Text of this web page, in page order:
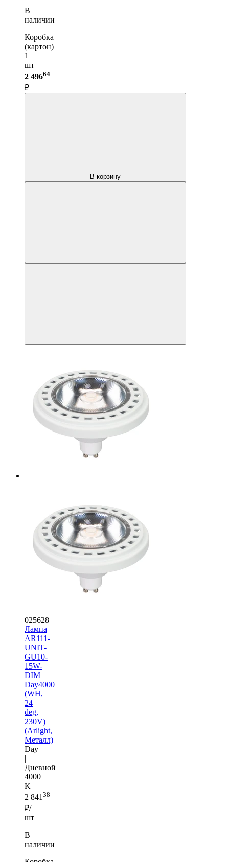
В
наличии
Коробка
(картон)
1
шт —
2 49664
₽
В корзину
025628
Лампа
AR111-
UNIT-
GU10-
15W-
DIM
Day4000
(WH,
24
deg,
230V)
(Arlight,
Металл)
Day
|
Дневной
4000
K
2 841 38
₽/
шт
В
наличии